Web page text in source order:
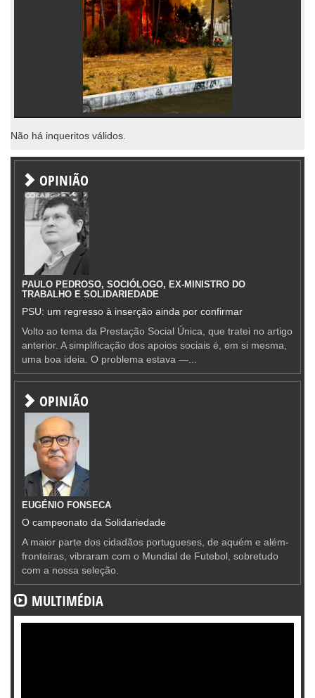
Não há inqueritos válidos.
OPINIÃO
PAULO PEDROSO, SOCIÓLOGO, EX-MINISTRO DO
TRABALHO E SOLIDARIEDADE
PSU: um regresso à inserção ainda por confirmar
Volto ao tema da Prestação Social Única, que tratei no artigo
anterior. A simplificação dos apoios sociais é, em si mesma,
uma boa ideia. O problema estava —...
OPINIÃO
EUGÉNIO FONSECA
O campeonato da Solidariedade
A maior parte dos cidadãos portugueses, de aquém e além-
fronteiras, vibraram com o Mundial de Futebol, sobretudo
com a nossa seleção.
MULTIMÉDIA